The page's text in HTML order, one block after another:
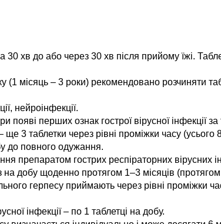
30 хв до або через 30 хв після прийому їжі.
місяць – 3 роки) рекомендовано розчиняти
нейроінфекції.
появі перших ознак гострої вірусної
3 таблетки через рівні проміжки часу
до повного одужання.
препаратом гострих респіраторних вірусних
добу щоденно протягом 1–3 місяців (протягом
герпесу приймають через рівні проміжки
інфекції – по 1 таблетці на добу.